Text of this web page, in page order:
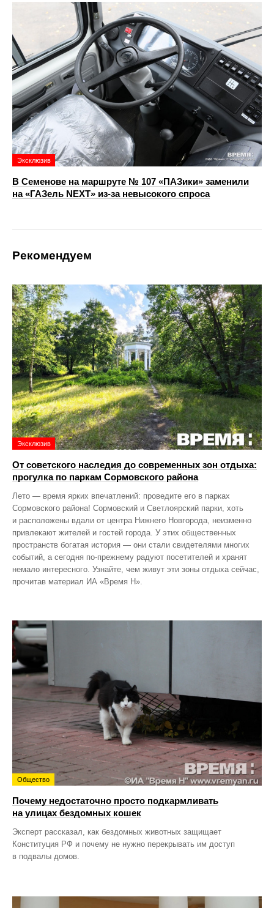
Эксклюзив
В Семенове на маршруте № 107 «ПАЗики» заменили
на «ГАЗель NEXT» из‑за невысокого спроса
Рекомендуем
Эксклюзив
От советского наследия до современных зон отдыха:
прогулка по паркам Сормовского района
Лето — время ярких впечатлений: проведите его в парках
Сормовского района! Сормовский и Светлоярский парки, хоть
и расположены вдали от центра Нижнего Новгорода, неизменно
привлекают жителей и гостей города. У этих общественных
пространств богатая история — они стали свидетелями многих
событий, а сегодня по‑прежнему радуют посетителей и хранят
немало интересного. Узнайте, чем живут эти зоны отдыха сейчас,
прочитав материал ИА «Время Н».
Общество
Почему недостаточно просто подкармливать
на улицах бездомных кошек
Эксперт рассказал, как бездомных животных защищает
Конституция РФ и почему не нужно перекрывать им доступ
в подвалы домов.